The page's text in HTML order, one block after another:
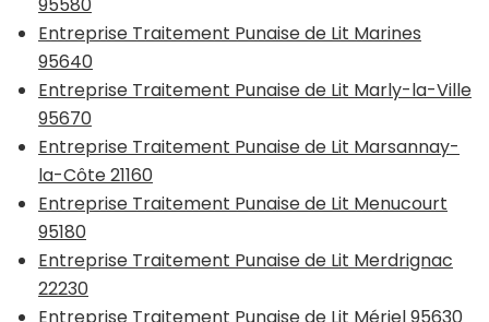
Entreprise Traitement Punaise de Lit Marines
95640
Entreprise Traitement Punaise de Lit Marly-la-Ville
95670
Entreprise Traitement Punaise de Lit Marsannay-
la-Côte 21160
Entreprise Traitement Punaise de Lit Menucourt
95180
Entreprise Traitement Punaise de Lit Merdrignac
22230
Entreprise Traitement Punaise de Lit Mériel 95630